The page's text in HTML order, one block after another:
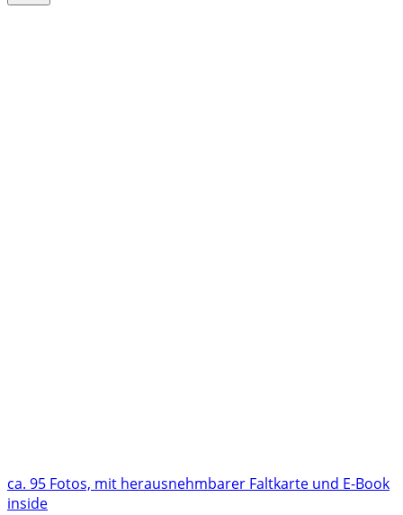
ca. 95 Fotos, mit herausnehmbarer Faltkarte und E-Book
inside